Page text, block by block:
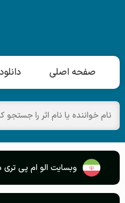
صفحه اصلی
وبسایت الو ام پی